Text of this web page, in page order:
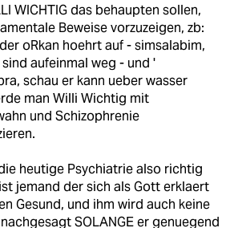
WICHTIG das behaupten sollen,
Beweise vorzuzeigen, zb:
oRkan hoehrt auf - simsalabim,
aufeinmal weg - und '
schau er kann ueber wasser
man Willi Wichtig mit
und Schizophrenie
heutige Psychiatrie also richtig
jemand der sich als Gott erklaert
Gesund, und ihm wird auch keine
SOLANGE er genuegend